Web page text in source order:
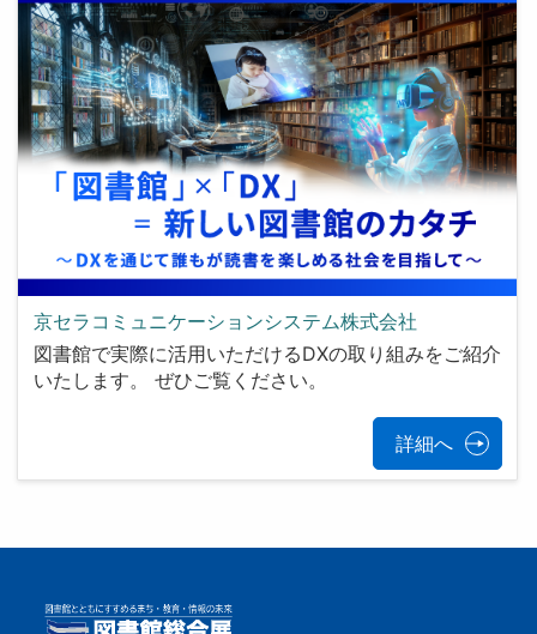
京セラコミュニケーションシステム株式会社
図書館で実際に活用いただけるDXの取り組みをご紹介
いたします。 ぜひご覧ください。
詳細へ